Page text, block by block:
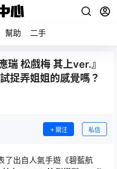
幫助 二手
瑞 松戲梅 其上ver.』
捉弄姐姐的感覺嗎？
關注 私信
了出自人氣手遊《碧藍航